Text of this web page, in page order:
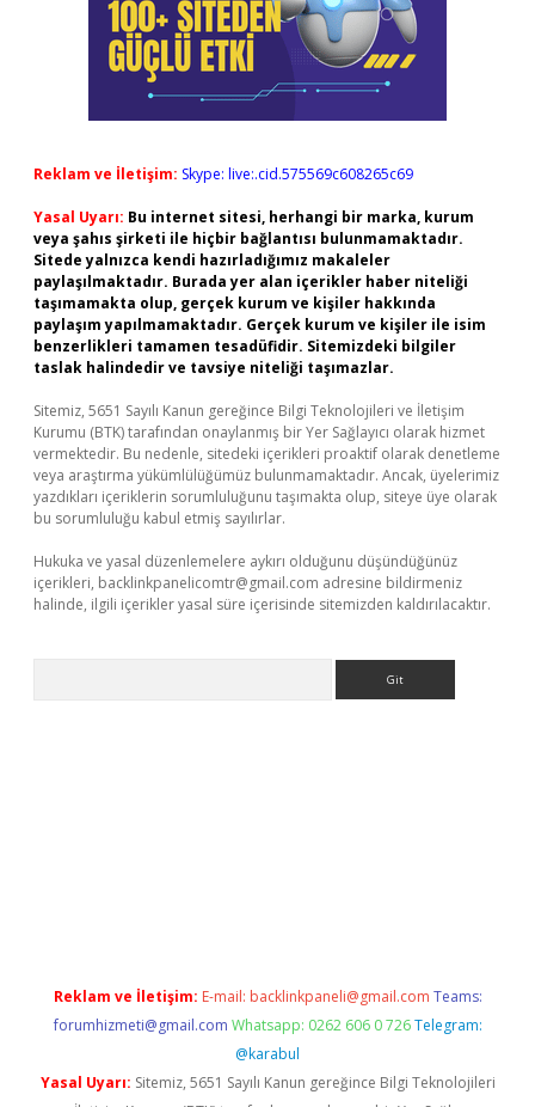
Reklam ve İletişim: Skype: live:.cid.575569c608265c69
Yasal Uyarı: Bu internet sitesi, herhangi bir marka, kurum
veya şahıs şirketi ile hiçbir bağlantısı bulunmamaktadır.
Sitede yalnızca kendi hazırladığımız makaleler
paylaşılmaktadır. Burada yer alan içerikler haber niteliği
taşımamakta olup, gerçek kurum ve kişiler hakkında
paylaşım yapılmamaktadır. Gerçek kurum ve kişiler ile isim
benzerlikleri tamamen tesadüfidir. Sitemizdeki bilgiler
taslak halindedir ve tavsiye niteliği taşımazlar.
Sitemiz, 5651 Sayılı Kanun gereğince Bilgi Teknolojileri ve İletişim
Kurumu (BTK) tarafından onaylanmış bir Yer Sağlayıcı olarak hizmet
vermektedir. Bu nedenle, sitedeki içerikleri proaktif olarak denetleme
veya araştırma yükümlülüğümüz bulunmamaktadır. Ancak, üyelerimiz
yazdıkları içeriklerin sorumluluğunu taşımakta olup, siteye üye olarak
bu sorumluluğu kabul etmiş sayılırlar.
Hukuka ve yasal düzenlemelere aykırı olduğunu düşündüğünüz
içerikleri, backlinkpanelicomtr@gmail.com adresine bildirmeniz
halinde, ilgili içerikler yasal süre içerisinde sitemizden kaldırılacaktır.
Reklam ve İletişim: E-mail: backlinkpaneli@gmail.com Teams:
forumhizmeti@gmail.com Whatsapp: 0262 606 0 726 Telegram:
@karabul
Yasal Uyarı: Sitemiz, 5651 Sayılı Kanun gereğince Bilgi Teknolojileri